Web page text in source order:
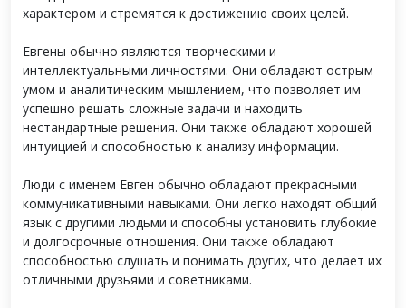
характером и стремятся к достижению своих целей.
Евгены обычно являются творческими и
интеллектуальными личностями. Они обладают острым
умом и аналитическим мышлением, что позволяет им
успешно решать сложные задачи и находить
нестандартные решения. Они также обладают хорошей
интуицией и способностью к анализу информации.
Люди с именем Евген обычно обладают прекрасными
коммуникативными навыками. Они легко находят общий
язык с другими людьми и способны установить глубокие
и долгосрочные отношения. Они также обладают
способностью слушать и понимать других, что делает их
отличными друзьями и советниками.